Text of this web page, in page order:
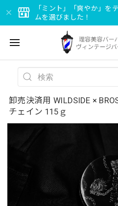
「ミント」「爽やか」を
ムを選びました！
卸売決済用 WILDSIDE ×
チェイン 115ｇ